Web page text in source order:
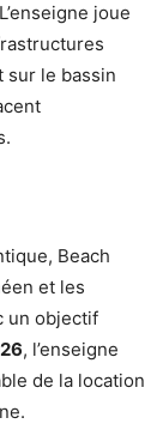
joue
sur le bassin
Beach
et les
un objectif
, l’enseigne
de la location